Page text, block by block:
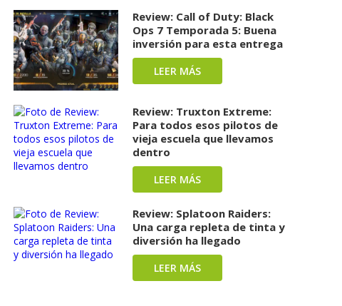
Review: Call of Duty: Black
Ops 7 Temporada 5: Buena
inversión para esta entrega
LEER MÁS
Review: Truxton Extreme:
Para todos esos pilotos de
vieja escuela que llevamos
dentro
LEER MÁS
Review: Splatoon Raiders:
Una carga repleta de tinta y
diversión ha llegado
LEER MÁS